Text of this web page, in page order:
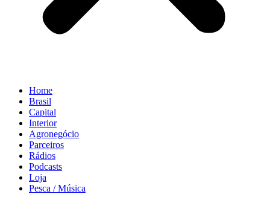
Home
Brasil
Capital
Interior
Agronegócio
Parceiros
Rádios
Podcasts
Loja
Pesca / Música